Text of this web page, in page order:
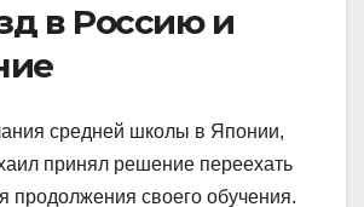
в Россию и
средней школы в Японии,
принял решение переехать
продолжения своего обучения.